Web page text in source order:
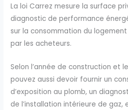
La loi Carrez mesure la surface
diagnostic de performance
sur la consommation du
par les acheteurs.
Selon l’année de construction et
pouvez aussi devoir fournir un
d’exposition au plomb, un
de l’installation intérieure de gaz,